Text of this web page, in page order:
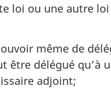
loi ou une autre
même de
être délégué qu’à
adjoint;